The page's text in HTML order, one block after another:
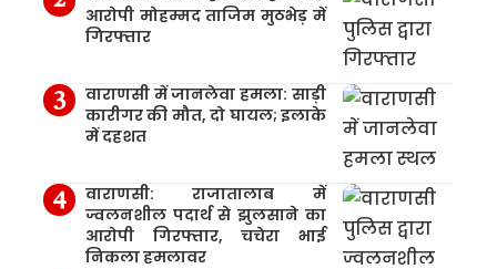
आरोपी मोहम्मद ताजिम मुठभेड़ में
गिरफ्तार
वाराणसी में जानलेवा हमला: साड़ी
कारीगर की मौत, दो घायल; इलाके
में दहशत
वाराणसी: राजातालाब में
ज्वलनशील पदार्थ से झुलसाने का
आरोपी गिरफ्तार, चचेरा भाई
निकला हमलावर